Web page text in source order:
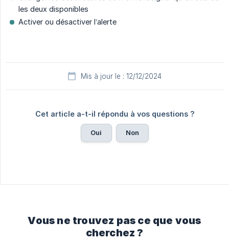
les deux disponibles
Activer ou désactiver l’alerte
Mis à jour le : 12/12/2024
Cet article a-t-il répondu à vos questions ?
Oui Non
Vous ne trouvez pas ce que vous
cherchez ?